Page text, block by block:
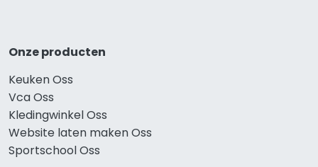
Onze producten
Keuken Oss
Vca Oss
Kledingwinkel Oss
Website laten maken Oss
Sportschool Oss